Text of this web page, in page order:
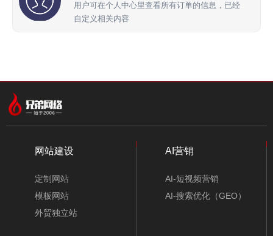
用户可在个人中心里查看所有订单的信息，已经
自定义相关内容
网站建设
定制网站
模板网站
外贸独立站
AI营销
AI-短视频营销
AI-搜索优化（GEO）